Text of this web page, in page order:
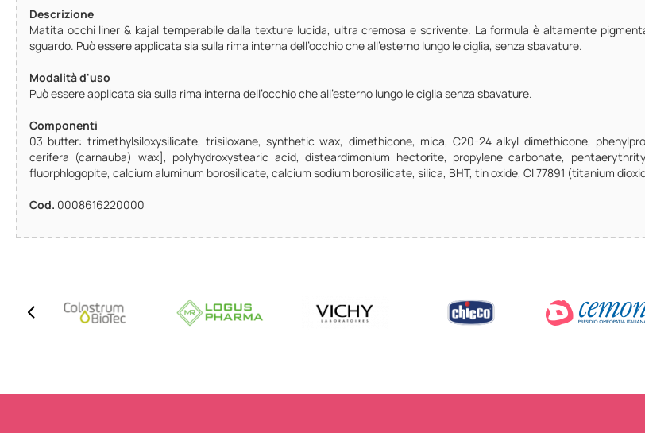
Descrizione
Matita occhi liner & kajal temperabile dalla texture lucida, ultra cremosa e scrivente. La formula è altamente
sguardo. Può essere applicata sia sulla rima interna dell’occhio che all’esterno lungo le ciglia, senza sbavature.
Modalità d'uso
Può essere applicata sia sulla rima interna dell’occhio che all’esterno lungo le ciglia senza sbavature.
Componenti
03 butter: trimethylsiloxysilicate, trisiloxane, synthetic wax, dimethicone, mica, C20-24 alkyl dimethicone,
cerifera (carnauba) wax], polyhydroxystearic acid, disteardimonium hectorite, propylene carbonate,
fluorphlogopite, calcium aluminum borosilicate, calcium sodium borosilicate, silica, BHT, tin oxide, CI 77891 (titanium
Cod. 0008616220000